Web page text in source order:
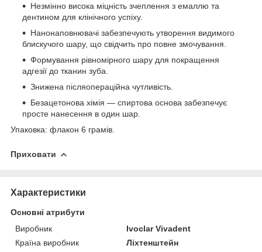
Незмінно висока міцність зчеплення з емаллю та
дентином для клінічного успіху.
Нанонаповнювачі забезпечують утворення видимого
блискучого шару, що свідчить про повне змочування.
Формування рівномірного шару для покращення
адгезії до тканин зуба.
Знижена післяопераційна чутливість.
Безацетонова хімія — спиртова основа забезпечує
просте нанесення в один шар.
Упаковка: флакон 6 грамів.
Приховати
Характеристики
Основні атрибути
Виробник
Ivoclar Vіvadent
Країна виробник
Ліхтенштейн